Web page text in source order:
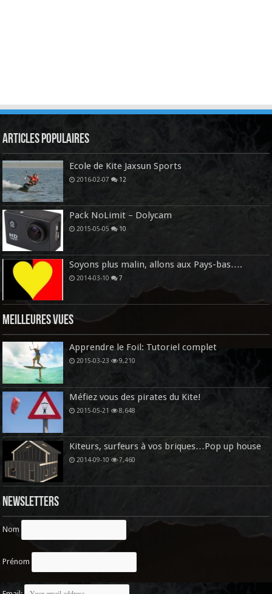
Articles Populaires
Ecole de Kite Jaxsun Sports
2016-02-07 12
Pack NoLimit – Dolycam
2015-05-05 10
Soyons plus malin, allons aux Pays-bas….
2014-03-10 7
Meilleures vues
Apprendre le Foil: Tutoriel complet
2015-03-23 9,210
Méfiez vous des pirates du Kite!
2015-05-21 8,648
Kiteurs, surfeurs à vos briques…Pop up house
2014-09-10 7,460
Newsletters
Nom
Prénom